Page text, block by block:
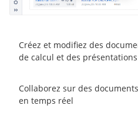
Créez et modifiez des
de calcul et des présentations
Collaborez sur des
en temps réel